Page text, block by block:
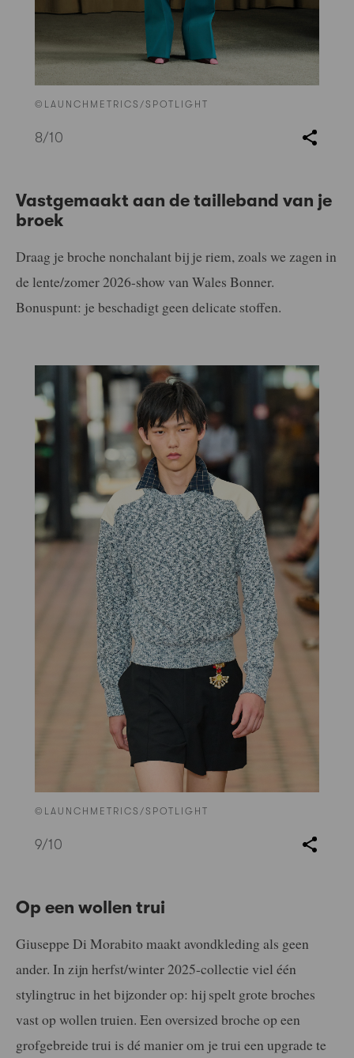
©LAUNCHMETRICS/SPOTLIGHT
8/10
Vastgemaakt aan de tailleband van je
broek
Draag je broche nonchalant bij je riem, zoals we zagen in
de lente/zomer 2026-show van Wales Bonner.
Bonuspunt: je beschadigt geen delicate stoffen.
©LAUNCHMETRICS/SPOTLIGHT
9/10
Op een wollen trui
Giuseppe Di Morabito maakt avondkleding als geen
ander. In zijn herfst/winter 2025-collectie viel één
stylingtruc in het bijzonder op: hij spelt grote broches
vast op wollen truien. Een oversized broche op een
grofgebreide trui is dé manier om je trui een upgrade te